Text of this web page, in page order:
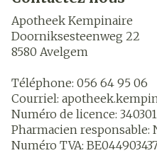
Apotheek Kempinaire
Doorniksesteenweg 22
8580 Avelgem
Téléphone: 056 64 95 06
Courriel:
Numéro de licence: 340301
Pharmacien responsable:
Numéro TVA: